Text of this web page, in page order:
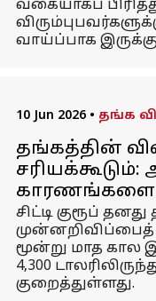
வகையாகப்
வாய்ப்பாக
10 Jun 2026 • தங்க
தங்கத்தின்
சிட்டி குரூப்
முன்னறிவிப்பைத்
மூன்று மாத கால
4,300
குறைத்துள்ளது.